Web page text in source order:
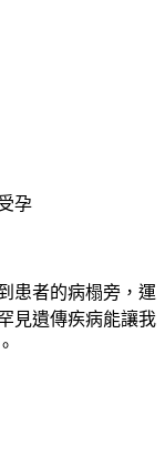
孕
患者的病榻旁，運
見遺傳疾病能讓我